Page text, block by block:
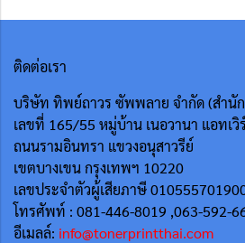
ติดต่อเรา
บริษัท ทิพย์ถาวร ซัพพลาย จำกัด (สำนั
เลขที่ 165/55 หมู่บ้าน เนอวานา แอทเ
ถนนรามอินทรา แขวงอนุสาวรีย์
เขตบางเขน กรุงเทพฯ 10220
เลขประจำตัวผู้เสียภาษี
โทรศัพท์ : 081-446-8019 ,063-592-
อีเมลล์: info@tonerprintthai.com